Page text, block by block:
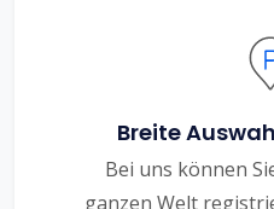
Breite
Bei uns können
ganzen Welt